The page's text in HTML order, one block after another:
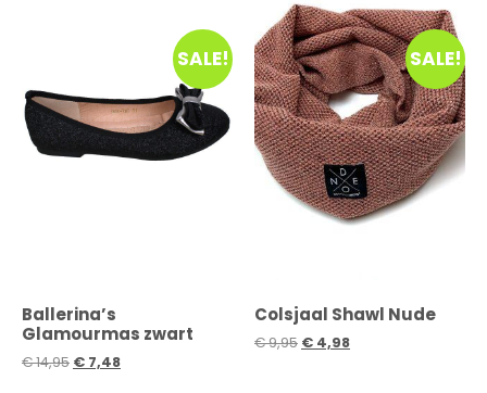
SALE!
Ballerina’s
Glamourmas zwart
€14,95 € 7,48
SALE!
Colsjaal Shawl Nude
€9,95 € 4,98